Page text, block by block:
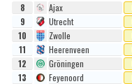
8
Ajax
9
Utrecht
10
Zwolle
11
Heerenveen
12
Gröningen
13
Feyenoord